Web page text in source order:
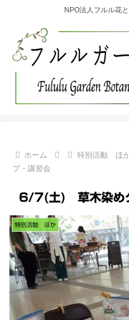
NPO法人フルル花
ホーム 特別活動 ほ
プ・講習会
6/7(土) 草木染め
特別活動 ほか